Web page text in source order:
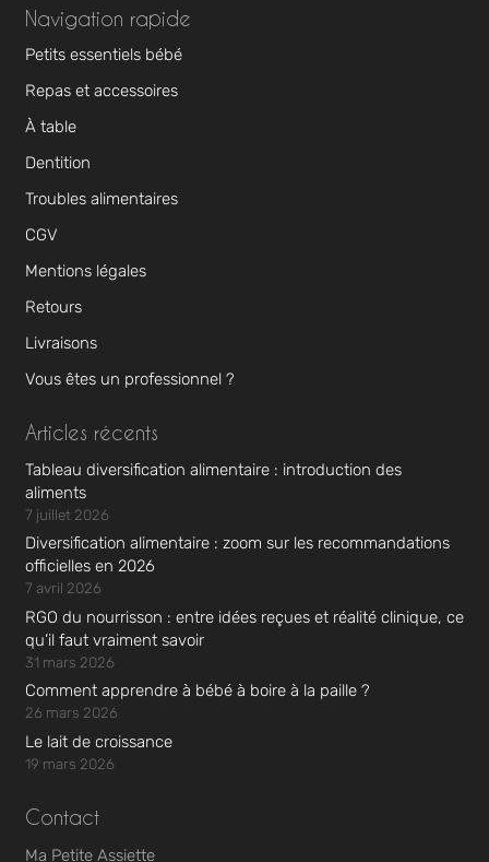
Navigation rapide
Petits essentiels bébé
Repas et accessoires
À table
Dentition
Troubles alimentaires
CGV
Mentions légales
Retours
Livraisons
Vous êtes un professionnel ?
Articles récents
Tableau diversification alimentaire : introduction des
aliments
7 juillet 2026
Diversification alimentaire : zoom sur les recommandations
officielles en 2026
7 avril 2026
RGO du nourrisson : entre idées reçues et réalité clinique, ce
qu’il faut vraiment savoir
31 mars 2026
Comment apprendre à bébé à boire à la paille ?
26 mars 2026
Le lait de croissance
19 mars 2026
Contact
Ma Petite Assiette